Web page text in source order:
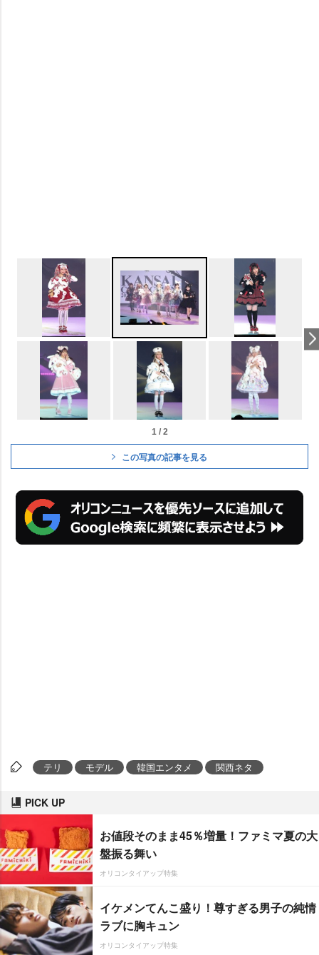
1 / 2
この写真の記事を見る
テリ モデル 韓国エンタメ 関西ネタ
PICK UP
お値段そのまま45％増量！ファミマ夏の大
盤振る舞い
オリコンタイアップ特集
イケメンてんこ盛り！尊すぎる男子の純情
ラブに胸キュン
オリコンタイアップ特集